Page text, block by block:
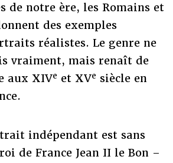
de notre ère, les Romains et
des exemples
réalistes. Le genre ne
vraiment, mais renaît de
aux XIVe et XVe siècle en
indépendant est sans
de France Jean II le Bon –